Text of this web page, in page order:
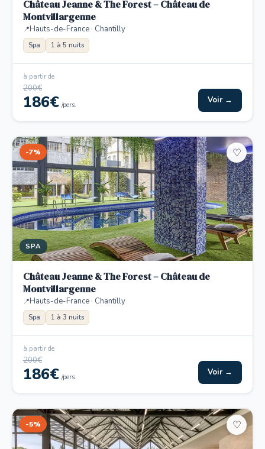
Château Jeanne & The Forest – Château de
Montvillargenne
Hauts-de-France · Chantilly
Spa 1 à 5 nuits
à partir de
200€
186€ /pers. Voir →
-7%
SPA
♡
Château Jeanne & The Forest – Château de
Montvillargenne
Hauts-de-France · Chantilly
Spa 1 à 3 nuits
à partir de
200€
186€ /pers. Voir →
-5% ♡